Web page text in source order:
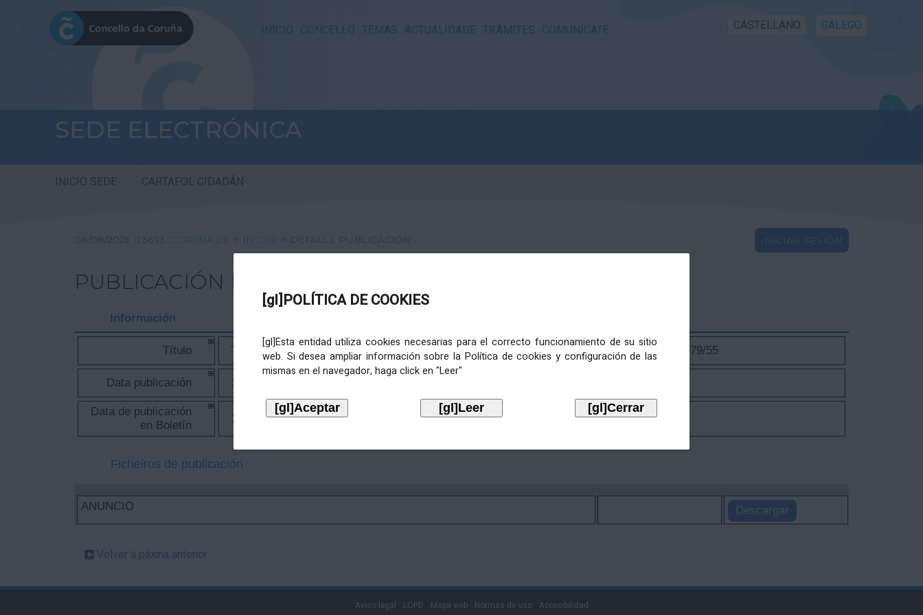
INICIO CONCELLO TEMAS ACTUALIDADE TRÁMITES COMUNÍCATE CASTELLANO GALEGO
SEDE ELECTRÓNICA
INICIO SEDE CARTAFOL CIDADÁN
[gl]POLÍTICA DE COOKIES
[gl]Esta entidad utiliza cookies necesarias para el correcto funcionamiento de su sitio
web. Si desea ampliar información sobre la Política de cookies y configuración de las
mismas en el navegador, haga click en "Leer"
08/08/2026 11:36:12 CORUNA.ES > INICIO > DETALLE PUBLICACIÓN INICIAR SESIÓN
PUBLICACIÓN DE TABOLEIRO
Información
Título TESOURERÍA. Edicto de citación para notificación de vía de prema recibo notificación 3979/55
Data publicación 19/06/2020
Data de publicación
en Boletín
19/06/2020
Ficheiros de publicación
ANUNCIO Descargar
Volver á páxina anterior
Aviso legal LOPD Mapa web Normas de uso Accesibilidad